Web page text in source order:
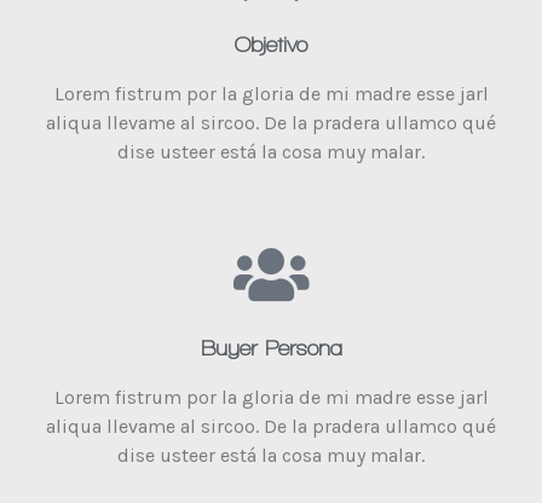
Objetivo
Lorem fistrum por la gloria de mi madre esse jarl
aliqua llevame al sircoo. De la pradera ullamco qué
dise usteer está la cosa muy malar.
Buyer Persona
Lorem fistrum por la gloria de mi madre esse jarl
aliqua llevame al sircoo. De la pradera ullamco qué
dise usteer está la cosa muy malar.